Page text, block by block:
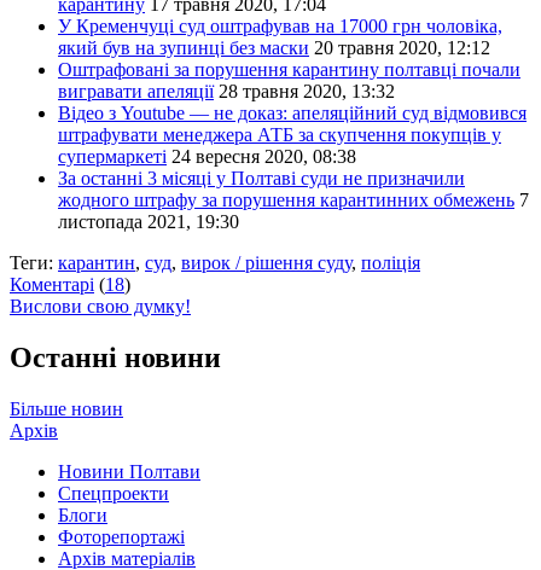
У Кременчуці суд оштрафував на 17000 грн чоловіка,
який був на зупинці без маски 20 травня 2020, 12:12
Оштрафовані за порушення карантину полтавці почали
вигравати апеляції 28 травня 2020, 13:32
Відео з Youtube — не доказ: апеляційний суд відмовився
штрафувати менеджера АТБ за скупчення покупців у
супермаркеті 24 вересня 2020, 08:38
За останні 3 місяці у Полтаві суди не призначили
жодного штрафу за порушення карантинних обмежень 7
листопада 2021, 19:30
Теги: карантин, суд, вирок / рішення суду, поліція
Коментарі (18)
Вислови свою думку!
Останні новини
Більше новин
Архів
Новини Полтави
Спецпроекти
Блоги
Фоторепортажі
Архів матеріалів